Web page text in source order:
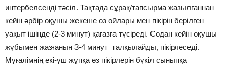
интербелсенді тәсіл. Тақтада сұрақ/тапсырма жазылғаннан
кейін әрбір оқушы жекеше өз ойлары мен пікірін берілген
уақыт ішінде (2-3 минут) қағазға түсіреді. Содан кейін оқушы
жұбымен жазғанын 3-4 минут талқылайды, пікірлеседі.
Мұғалімнің екі-үш жұпқа өз пікірлерін бүкіл сыныпқа